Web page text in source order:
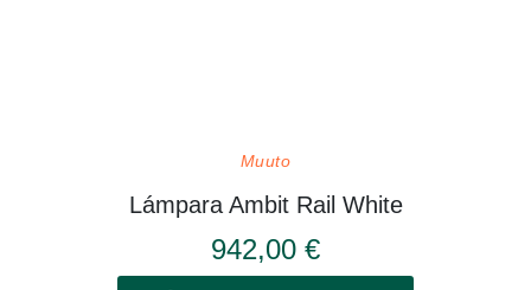
Muuto
Lámpara Ambit Rail White
942,00 €